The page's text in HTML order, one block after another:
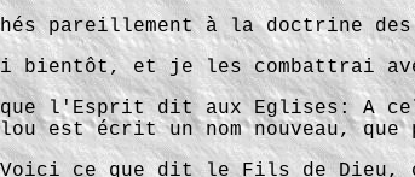
pareillement à la doctrine
et je les combattrai
l'Esprit dit aux Eglises: A
est écrit un nom nouveau,
ce que dit le Fils de Dieu,